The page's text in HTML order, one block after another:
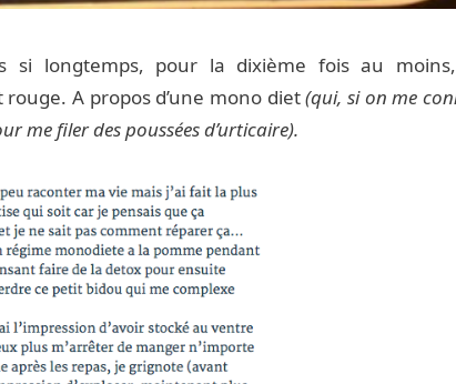
si longtemps, pour la dixième fois au
A propos d’une mono diet(qui, si on me
me filer des poussées d’urticaire).